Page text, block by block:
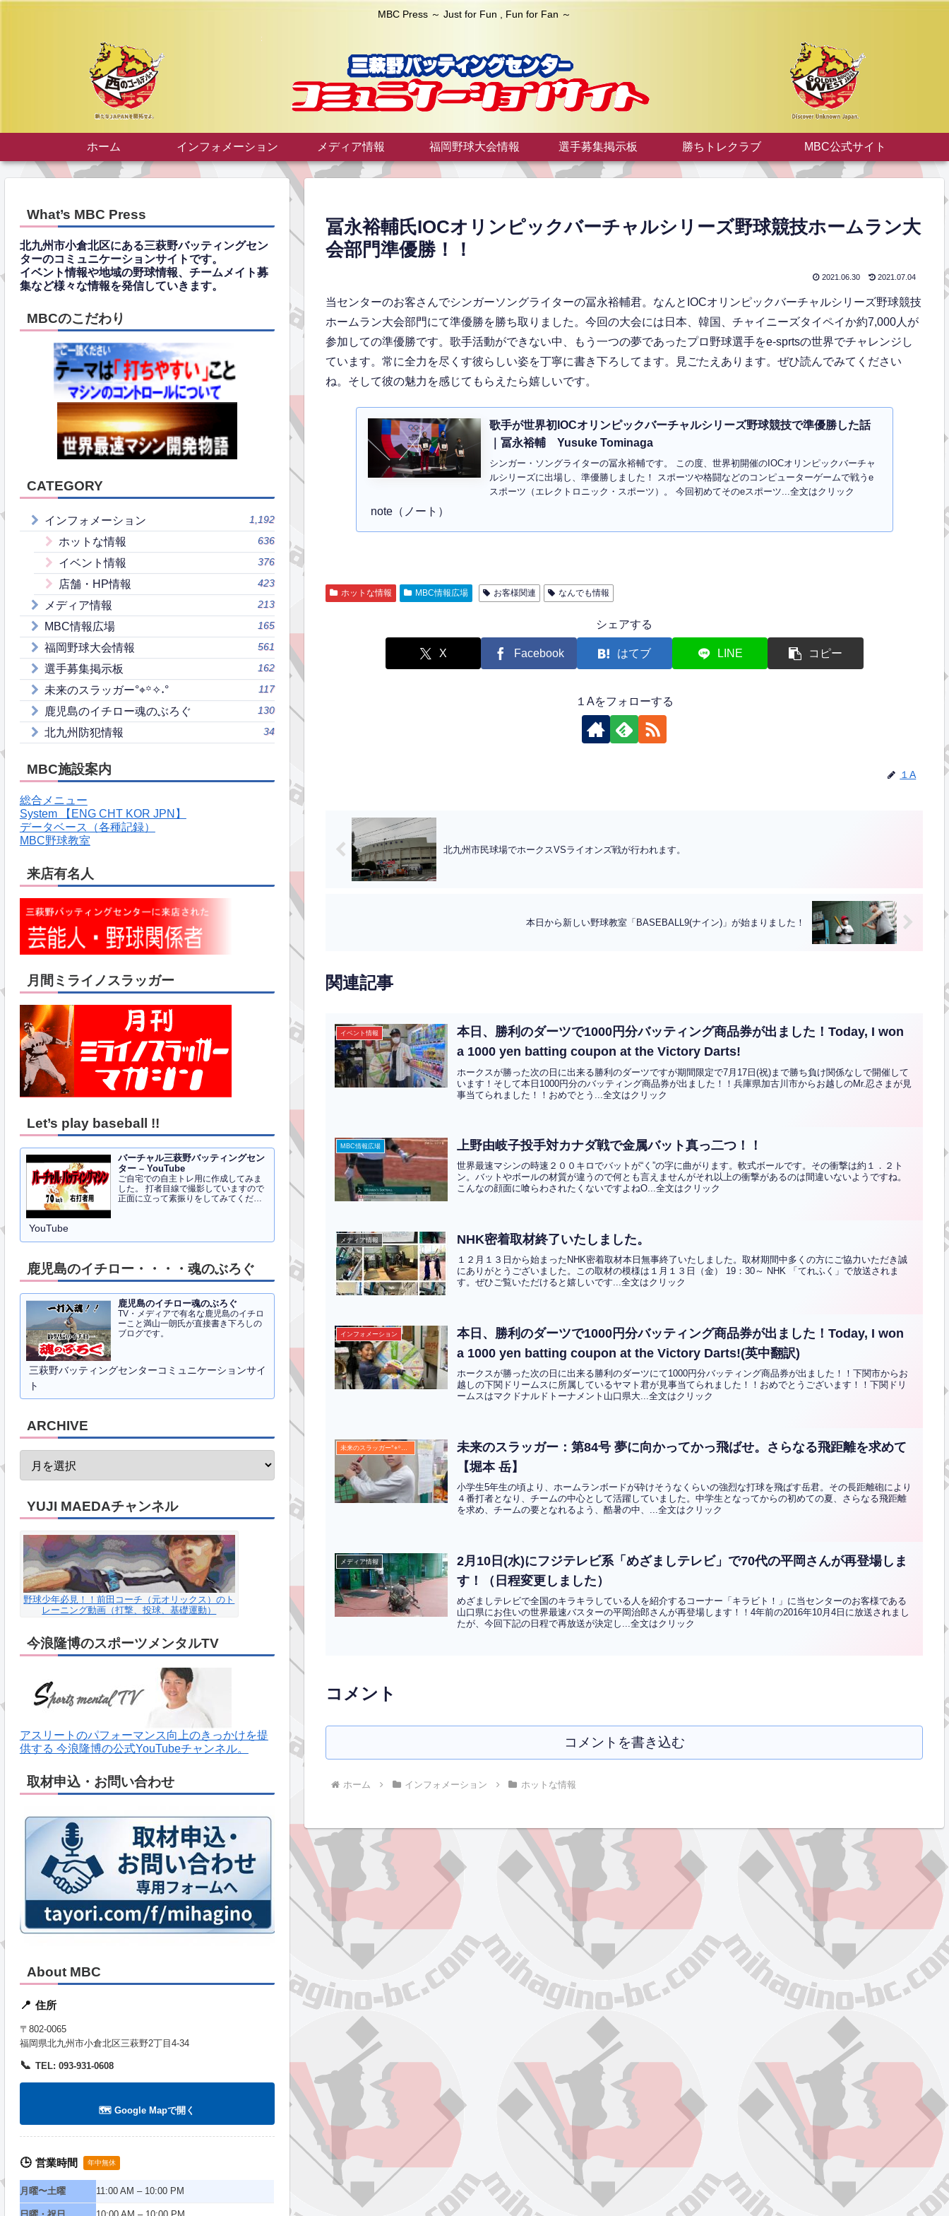
MBC Press ～ Just for Fun , Fun for Fan ～
ホーム インフォメーション メディア情報 福岡野球大会情報 選手募集掲示板 勝ちトレクラブ MBC公式サイト
冨永裕輔氏IOCオリンピックバーチャルシリーズ野球競技ホームラン大
会部門準優勝！！
2021.06.30 2021.07.04
当センターのお客さんでシンガーソングライターの冨永裕輔君。なんとIOCオリンピックバーチャルシリーズ野球競技
ホームラン大会部門にて準優勝を勝ち取りました。今回の大会には日本、韓国、チャイニーズタイペイか約7,000人が
参加しての準優勝です。歌手活動ができない中、もう一つの夢であったプロ野球選手をe-sprtsの世界でチャレンジし
ています。常に全力を尽くす彼らしい姿を丁寧に書き下ろしてます。見ごたえあります。ぜひ読んでみてください
ね。そして彼の魅力を感じてもらえたら嬉しいです。
歌手が世界初IOCオリンピックバーチャルシリーズ野球競技で準優勝した話
｜冨永裕輔 Yusuke Tominaga
シンガー・ソングライターの冨永裕輔です。 この度、世界初開催のIOCオリンピックバーチャ
ルシリーズに出場し、準優勝しました！ スポーツや格闘などのコンピューターゲームで戦うe
スポーツ（エレクトロニック・スポーツ）。 今回初めてそのeスポーツ...全文はクリック
note（ノート）
ホットな情報 MBC情報広場 お客様関連 なんでも情報
シェアする
X Facebook はてブ LINE コピー
１Aをフォローする
１A
北九州市民球場でホークスVSライオンズ戦が行われます。
本日から新しい野球教室「BASEBALL9(ナイン)」が始まりました！
関連記事
イベント情報
本日、勝利のダーツで1000円分バッティング商品券が出ました！Today, I won
a 1000 yen batting coupon at the Victory Darts!
ホークスが勝った次の日に出来る勝利のダーツですが期間限定で7月17日(祝)まで勝ち負け関係なしで開催して
います！そして本日1000円分のバッティング商品券が出ました！！兵庫県加古川市からお越しのMr.忍さまが見
事当てられました！！おめでとう...全文はクリック
MBC情報広場 上野由岐子投手対カナダ戦で金属バット真っ二つ！！
世界最速マシンの時速２００キロでバットが“く”の字に曲がります。軟式ボールです。その衝撃は約１．２ト
ン。バットやボールの材質が違うので何とも言えませんがそれ以上の衝撃があるのは間違いないようですね。
こんなの顔面に喰らわされたくないですよねO...全文はクリック
メディア情報 NHK密着取材終了いたしました。
１２月１３日から始まったNHK密着取材本日無事終了いたしました。取材期間中多くの方にご協力いただき誠
にありがとうございました。この取材の模様は１月１３日（金） 19：30～ NHK 「てれふく」で放送されま
す。ぜひご覧いただけると嬉しいです...全文はクリック
インフォメーション
本日、勝利のダーツで1000円分バッティング商品券が出ました！Today, I won
a 1000 yen batting coupon at the Victory Darts!(英中翻訳)
ホークスが勝った次の日に出来る勝利のダーツにて1000円分バッティング商品券が出ました！！下関市からお
越しの下関ドリームスに所属しているヤマト君が見事当てられました！！おめでとうございます！！下関ドリ
ームスはマクドナルドトーナメント山口県大...全文はクリック
未来のスラッガー°⌖꙳✧˖°
未来のスラッガー：第84号 夢に向かってかっ飛ばせ。さらなる飛距離を求めて
【堀本 岳】
小学生5年生の頃より、ホームランボードが砕けそうなくらいの強烈な打球を飛ばす岳君。その長距離砲により
４番打者となり、チームの中心として活躍していました。中学生となってからの初めての夏、さらなる飛距離
を求め、チームの要となれるよう、酷暑の中、...全文はクリック
メディア情報
2月10日(水)にフジテレビ系「めざましテレビ」で70代の平岡さんが再登場しま
す！（日程変更しました）
めざましテレビで全国のキラキラしている人を紹介するコーナー「キラビト！」に当センターのお客様である
山口県にお住いの世界最速バスターの平岡治郎さんが再登場します！！4年前の2016年10月4日に放送されまし
たが、今回下記の日程で再放送が決定し...全文はクリック
コメント
コメントを書き込む
ホーム インフォメーション ホットな情報
What’s MBC Press
北九州市小倉北区にある三萩野バッティングセン
ターのコミュニケーションサイトです。
イベント情報や地域の野球情報、チームメイト募
集など様々な情報を発信していきます。
MBCのこだわり
CATEGORY
インフォメーション 1,192
ホットな情報 636
イベント情報 376
店舗・HP情報 423
メディア情報 213
MBC情報広場 165
福岡野球大会情報 561
選手募集掲示板 162
未来のスラッガー°⌖꙳✧˖° 117
鹿児島のイチロー魂のぶろぐ 130
北九州防犯情報 34
MBC施設案内
総合メニュー
System 【ENG CHT KOR JPN】
データベース（各種記録）
MBC野球教室
来店有名人
月間ミライノスラッガー
Let’s play baseball !!
バーチャル三萩野バッティングセン
ター – YouTube
ご自宅での自主トレ用に作成してみま
した。 打者目線で撮影していますので
正面に立って素振りをしてみてくださ
YouTube
鹿児島のイチロー・・・・魂のぶろぐ
鹿児島のイチロー魂のぶろぐ
TV・メディアで有名な鹿児島のイチロ
ーこと満山一朗氏が直接書き下ろしの
ブログです。
三萩野バッティングセンターコミュニケーションサイ
ト
ARCHIVE
YUJI MAEDAチャンネル
野球少年必見！！前田コーチ（元オリックス）のト
レーニング動画（打撃、投球、基礎運動）
今浪隆博のスポーツメンタルTV
アスリートのパフォーマンス向上のきっかけを提
供する 今浪隆博の公式YouTubeチャンネル。
取材申込・お問い合わせ
About MBC
📍 住所
〒802-0065
福岡県北九州市小倉北区三萩野2丁目4-34
📞 TEL: 093-931-0608
🗺️ Google Mapで開く
🕒 営業時間 年中無休
月曜〜土曜 11:00 AM – 10:00 PM